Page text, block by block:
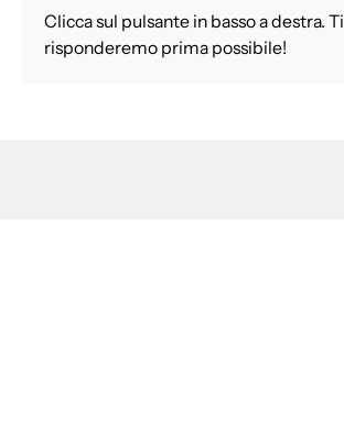
Clicca sul pulsante in basso a destra. Ti
risponderemo prima possibile!